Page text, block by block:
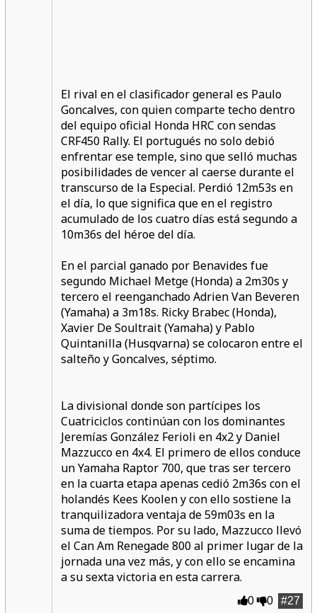
El rival en el clasificador general es Paulo
Goncalves, con quien comparte techo dentro
del equipo oficial Honda HRC con sendas
CRF450 Rally. El portugués no solo debió
enfrentar ese temple, sino que selló muchas
posibilidades de vencer al caerse durante el
transcurso de la Especial. Perdió 12m53s en
el día, lo que significa que en el registro
acumulado de los cuatro días está segundo a
10m36s del héroe del día.
En el parcial ganado por Benavides fue
segundo Michael Metge (Honda) a 2m30s y
tercero el reenganchado Adrien Van Beveren
(Yamaha) a 3m18s. Ricky Brabec (Honda),
Xavier De Soultrait (Yamaha) y Pablo
Quintanilla (Husqvarna) se colocaron entre el
salteño y Goncalves, séptimo.
La divisional donde son partícipes los
Cuatriciclos continúan con los dominantes
Jeremías González Ferioli en 4x2 y Daniel
Mazzucco en 4x4. El primero de ellos conduce
un Yamaha Raptor 700, que tras ser tercero
en la cuarta etapa apenas cedió 2m36s con el
holandés Kees Koolen y con ello sostiene la
tranquilizadora ventaja de 59m03s en la
suma de tiempos. Por su lado, Mazzucco llevó
el Can Am Renegade 800 al primer lugar de la
jornada una vez más, y con ello se encamina
a su sexta victoria en esta carrera.
#27
0 0